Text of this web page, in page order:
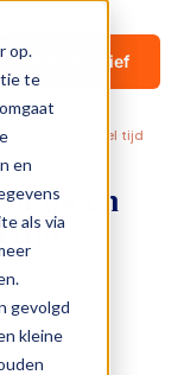
op.
te
en
als via
gevolgd
kleine
Nieuwsbrief
bespaart ons veel tijd
en
tijd